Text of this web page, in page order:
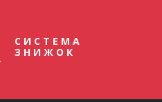
СИСТЕМА
ЗНИЖОК